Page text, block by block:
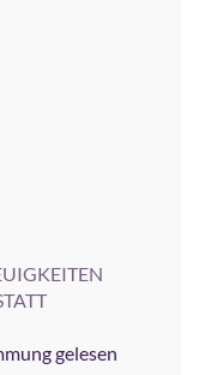
gelesen